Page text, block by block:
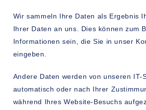
Wir sammeln Ihre Daten als Ergebnis
Ihrer Daten an uns. Dies können zum
Informationen sein, die Sie in unser
eingeben.
Andere Daten werden von unseren IT-
automatisch oder nach Ihrer
während Ihres Website-Besuchs